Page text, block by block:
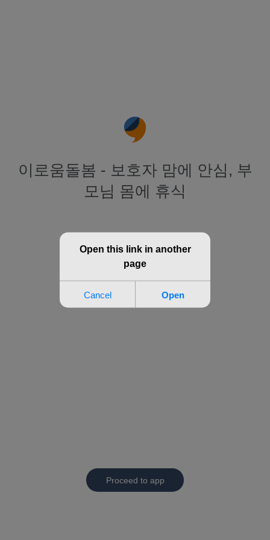
이로움돌봄 - 보호자 맘에 안심, 부
모님 몸에 휴식
Proceed to app